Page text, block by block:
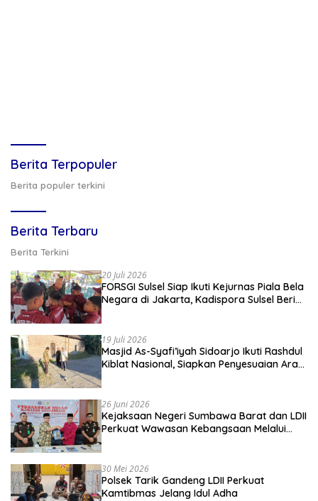
Berita Terpopuler
Berita populer terkini
Berita Terbaru
Berita Terkini
20 Juli 2026
FORSGI Sulsel Siap Ikuti Kejurnas Piala Bela
Negara di Jakarta, Kadispora Sulsel Beri
19 Juli 2026
Masjid As-Syafi’iyah Sidoarjo Ikuti Rashdul
Kiblat Nasional, Siapkan Penyesuaian Arah
26 Juni 2026
Kejaksaan Negeri Sumbawa Barat dan LDII
Perkuat Wawasan Kebangsaan Melalui
30 Mei 2026
Polsek Tarik Gandeng LDII Perkuat
Kamtibmas Jelang Idul Adha